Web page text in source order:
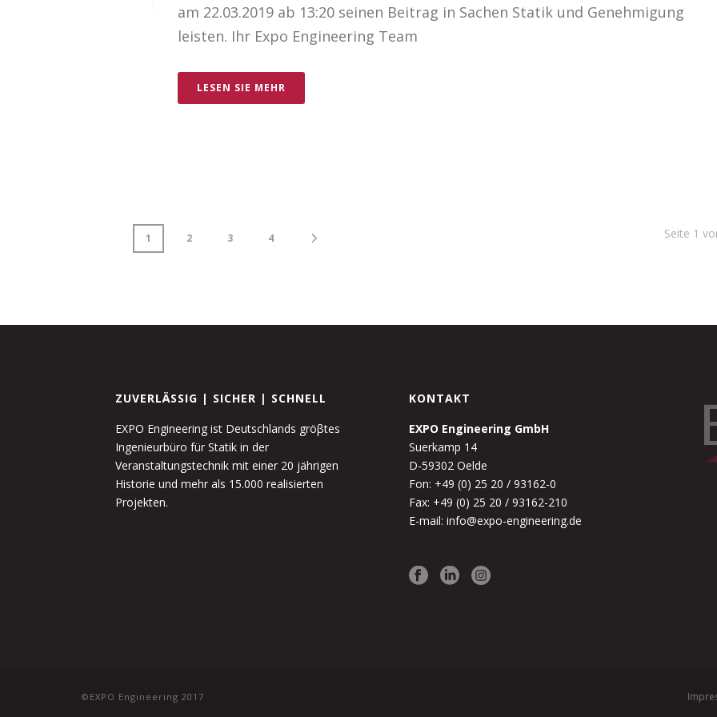
am 22.03.2019 ab 13:20 seinen Beitrag in Sachen Statik und Genehmigung
leisten. Ihr Expo Engineering Team
LESEN SIE MEHR
1 2 3 4 Seite 1
ZUVERLÄSSIG | SICHER | SCHNELL
EXPO Engineering ist Deutschlands gröβtes
Ingenieurbüro für Statik in der
Veranstaltungstechnik mit einer 20 jährigen
Historie und mehr als 15.000 realisierten
Projekten.
KONTAKT
EXPO Engineering GmbH
Suerkamp 14
D-59302 Oelde
Fon: +49 (0) 25 20 / 93162-0
Fax: +49 (0) 25 20 / 93162-210
E-mail: info@expo-engineering.de
©EXPO Engineering 2017